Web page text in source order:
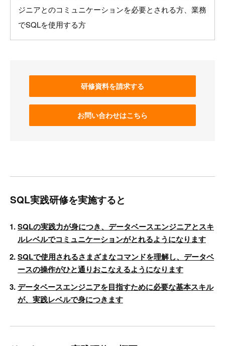
ジニアとのコミュニケーションを必要とされる方、業務
でSQLを使用する方
研修資料を請求する
お問い合わせはこちら
SQL実践研修を実施すると
SQLの実践力が身につき、データベースエンジニアとスキ
ルレベルでコミュニケーションがとれるようになります
SQLで使用されるさまざまなコマンドを理解し、データベ
ースの操作がひと通りおこなえるようになります
データベースエンジニアを目指すために必要な基本スキル
が、実践レベルで身につきます